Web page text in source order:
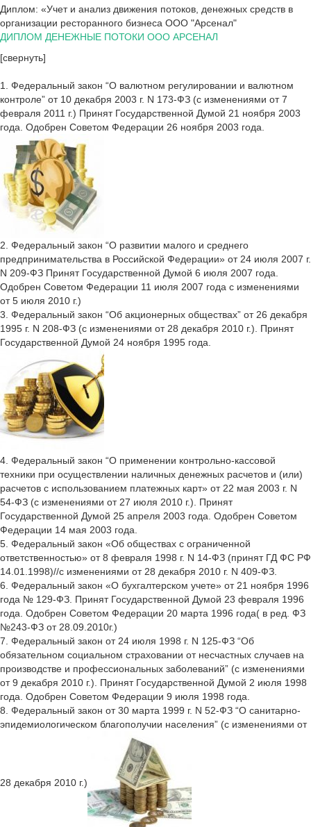
Диплом: «Учет и анализ движения потоков, денежных средств в
организации ресторанного бизнеса ООО "Арсенал"
ДИПЛОМ ДЕНЕЖНЫЕ ПОТОКИ ООО АРСЕНАЛ
[свернуть]
1. Федеральный закон “О валютном регулировании и валютном
контроле” от 10 декабря 2003 г. N 173-ФЗ (с изменениями от 7
февраля 2011 г.) Принят Государственной Думой 21 ноября 2003
года. Одобрен Советом Федерации 26 ноября 2003 года.
2. Федеральный закон “О развитии малого и среднего
предпринимательства в Российской Федерации» от 24 июля 2007 г.
N 209-ФЗ Принят Государственной Думой 6 июля 2007 года.
Одобрен Советом Федерации 11 июля 2007 года с изменениями
от 5 июля 2010 г.)
3. Федеральный закон “Об акционерных обществах” от 26 декабря
1995 г. N 208-ФЗ (с изменениями от 28 декабря 2010 г.). Принят
Государственной Думой 24 ноября 1995 года.
4. Федеральный закон “О применении контрольно-кассовой
техники при осуществлении наличных денежных расчетов и (или)
расчетов с использованием платежных карт» от 22 мая 2003 г. N
54-ФЗ (с изменениями от 27 июля 2010 г.). Принят
Государственной Думой 25 апреля 2003 года. Одобрен Советом
Федерации 14 мая 2003 года.
5. Федеральный закон «Об обществах с ограниченной
ответственностью» от 8 февраля 1998 г. N 14-ФЗ (принят ГД ФС РФ
14.01.1998)//с изменениями от 28 декабря 2010 г. N 409-ФЗ.
6. Федеральный закон «О бухгалтерском учете» от 21 ноября 1996
года № 129-ФЗ. Принят Государственной Думой 23 февраля 1996
года. Одобрен Советом Федерации 20 марта 1996 года( в ред. ФЗ
№243-ФЗ от 28.09.2010г.)
7. Федеральный закон от 24 июля 1998 г. N 125-ФЗ “Об
обязательном социальном страховании от несчастных случаев на
производстве и профессиональных заболеваний” (с изменениями
от 9 декабря 2010 г.). Принят Государственной Думой 2 июля 1998
года. Одобрен Советом Федерации 9 июля 1998 года.
8. Федеральный закон от 30 марта 1999 г. N 52-ФЗ “О санитарно-
эпидемиологическом благополучии населения” (с изменениями от
28 декабря 2010 г.)